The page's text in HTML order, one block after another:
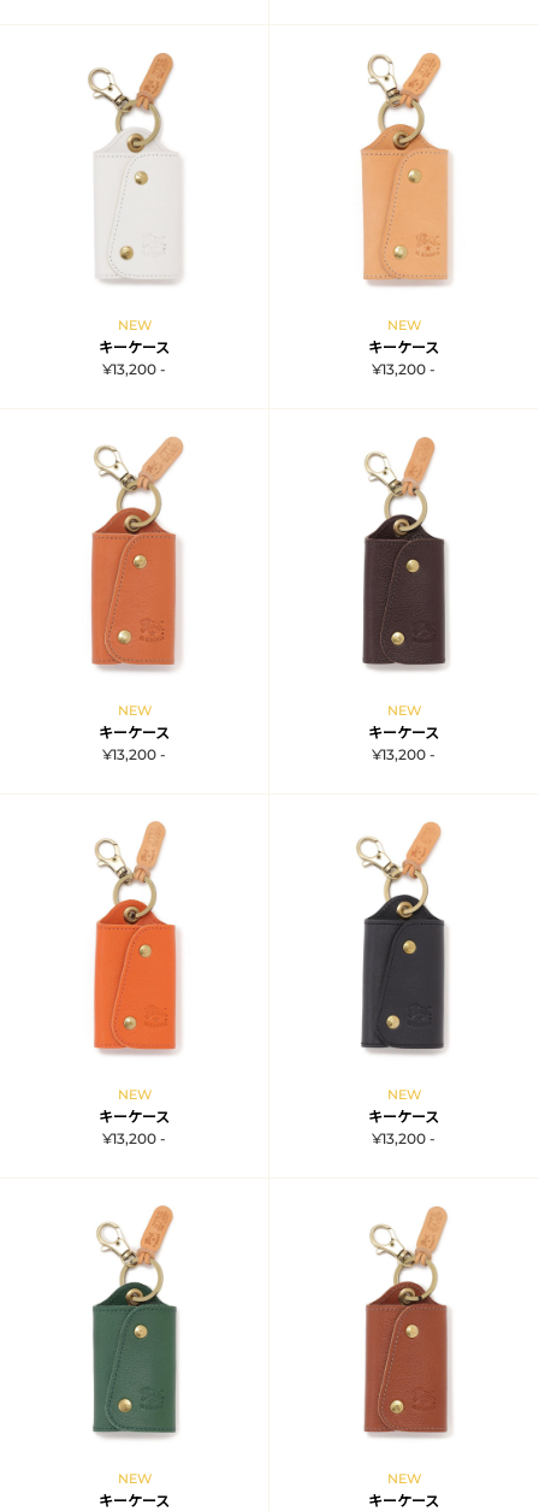
NEW
キーケース
¥13,200 -
NEW
キーケース
¥13,200 -
NEW
キーケース
¥13,200 -
NEW
キーケース
¥13,200 -
NEW
キーケース
¥13,200 -
NEW
キーケース
¥13,200 -
NEW
キーケース
NEW
キーケース